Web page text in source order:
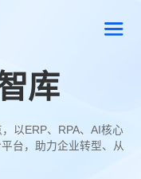
库
以ERP、RPA、AI核心
台，助力企业转型、从